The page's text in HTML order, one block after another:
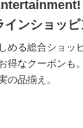
ンショッ
める総合ショッ
得なクーポンも
の品揃え。